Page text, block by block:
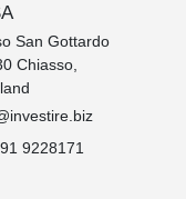
San Gottardo
Chiasso,
9228171